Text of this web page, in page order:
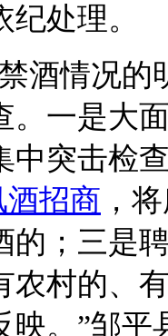
处理。
情况的
。一是大
中突击检
酒招商 ，
的；三是
农村的、
映。”邹